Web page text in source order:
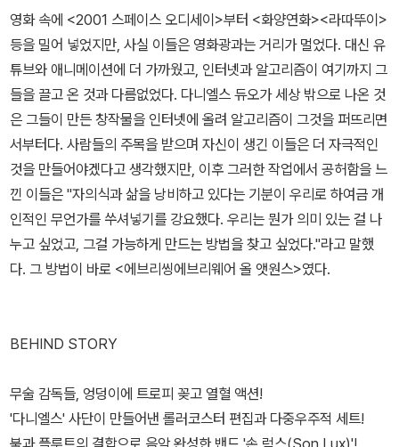
영화 속에 <2001 스페이스 오디세이>부터 <화양연화><라따뚜이>
등을 밀어 넣었지만, 사실 이들은 영화광과는 거리가 멀었다. 대신 유
튜브와 애니메이션에 더 가까웠고, 인터넷과 알고리즘이 여기까지 그
들을 끌고 온 것과 다름없었다. 다니엘스 듀오가 세상 밖으로 나온 것
은 그들이 만든 창작물을 인터넷에 올려 알고리즘이 그것을 퍼뜨리면
서부터다. 사람들의 주목을 받으며 자신이 생긴 이들은 더 자극적인
것을 만들어야겠다고 생각했지만, 이후 그러한 작업에서 공허함을 느
낀 이들은 "자의식과 삶을 낭비하고 있다는 기분이 우리로 하여금 개
인적인 무언가를 쑤셔넣기를 강요했다. 우리는 뭔가 의미 있는 걸 나
누고 싶었고, 그걸 가능하게 만드는 방법을 찾고 싶었다."라고 말했
다. 그 방법이 바로 <에브리씽에브리웨어 올 앳원스>였다.
BEHIND STORY
무술 감독들, 엉덩이에 트로피 꽂고 열혈 액션!
'다니엘스' 사단이 만들어낸 롤러코스터 편집과 다중우주적 세트!